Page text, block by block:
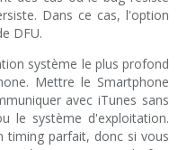
Dans ce cas, l'option
DFU.
système le plus profond
Mettre le Smartphone
avec iTunes sans
le système d'exploitation.
timing parfait, donc si vous